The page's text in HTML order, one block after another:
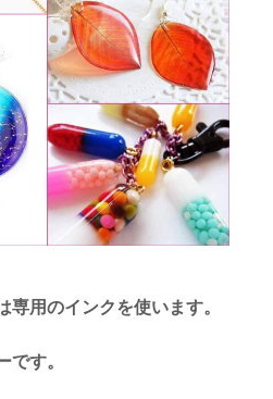
専用のインクを使います。
です。